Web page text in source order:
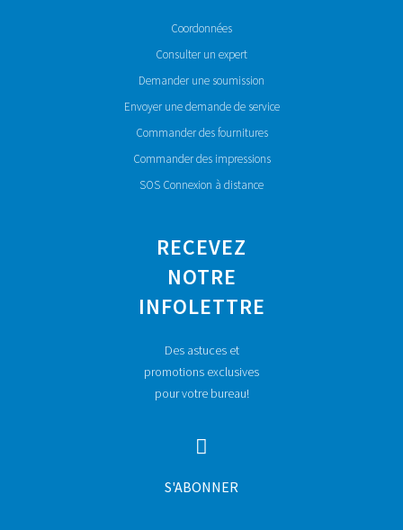
Coordonnées
Consulter un expert
Demander une soumission
Envoyer une demande de service
Commander des fournitures
Commander des impressions
SOS Connexion à distance
RECEVEZ
NOTRE
INFOLETTRE
Des astuces et
promotions exclusives
pour votre bureau!
S'ABONNER